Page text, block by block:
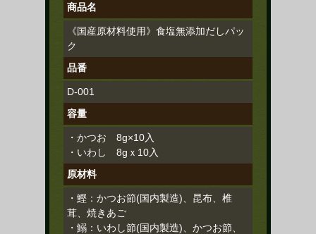
商品名
《国産原材料使用》食塩無添加だしパッ
ク
品番
D-001
容量
・かつお 8g×10入
・いわし 8gｘ10入
原材料
・鰹：かつお節(国内製造)、昆布、椎
茸、焼きあご
・鰯：いわし節(国内製造)、かつお節、